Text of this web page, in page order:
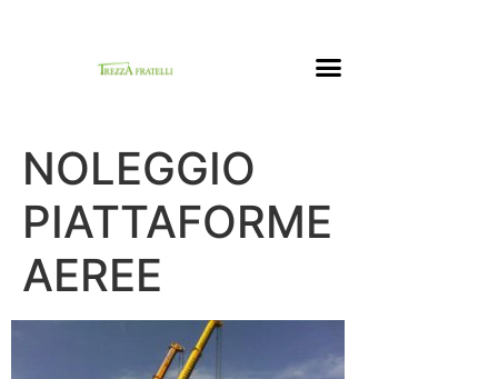
NOLEGGIO
PIATTAFORME
AEREE